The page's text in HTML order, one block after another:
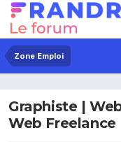
Zone Emploi
Graphiste |
Web Freelance